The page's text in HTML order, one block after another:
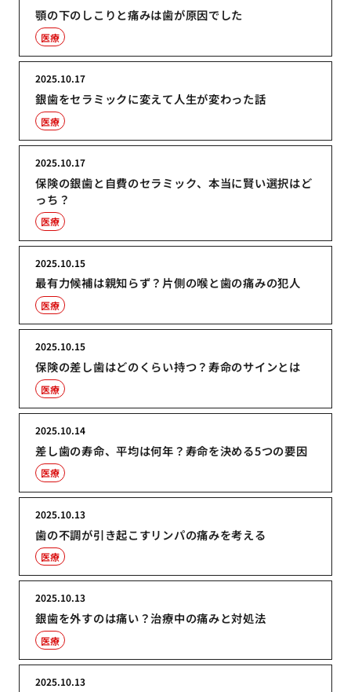
顎の下のしこりと痛みは歯が原因でした
医療
銀歯をセラミックに変えて人生が変わった話
2025.10.17
医療
保険の銀歯と自費のセラミック、本当に賢い選択はど
っち？
2025.10.17
医療
最有力候補は親知らず？片側の喉と歯の痛みの犯人
2025.10.15
医療
保険の差し歯はどのくらい持つ？寿命のサインとは
2025.10.15
医療
差し歯の寿命、平均は何年？寿命を決める5つの要因
2025.10.14
医療
歯の不調が引き起こすリンパの痛みを考える
2025.10.13
医療
銀歯を外すのは痛い？治療中の痛みと対処法
2025.10.13
医療
2025.10.13